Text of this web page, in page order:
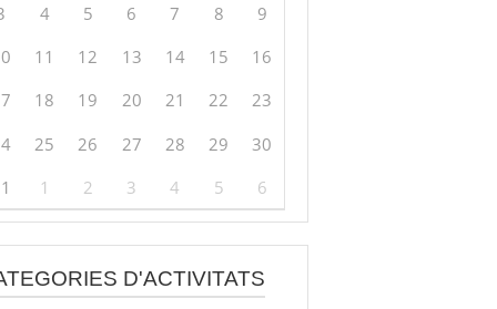
4 5 6 7 8
9
11 12 13 14 15
16
18 19 20 21 22
23
25 26 27 28 29
30
1 2 3 4 5 6
D'ACTIVITATS